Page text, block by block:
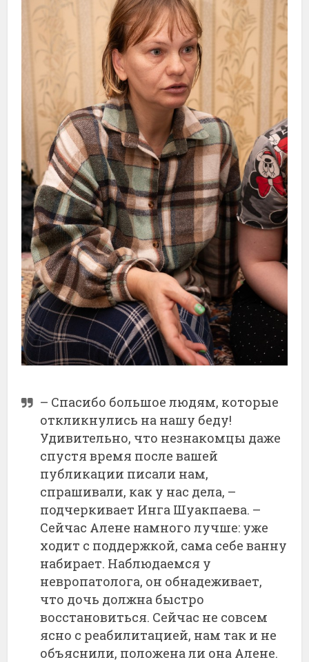
– Спасибо большое людям, которые
откликнулись на нашу беду!
Удивительно, что незнакомцы даже
спустя время после вашей
публикации писали нам,
спрашивали, как у нас дела, –
подчеркивает Инга Шуакпаева. –
Сейчас Алене намного лучше: уже
ходит с поддержкой, сама себе ванну
набирает. Наблюдаемся у
невропатолога, он обнадеживает,
что дочь должна быстро
восстановиться. Сейчас не совсем
ясно с реабилитацией, нам так и не
объяснили, положена ли она Алене.